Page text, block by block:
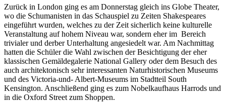
Zurück in London ging es am Donnerstag gleich ins Globe Theater,
wo die Schumanisten in das Schauspiel zu Zeiten Shakespeares
eingeführt wurden, welches zu der Zeit sicherlich keine kulturelle
Veranstaltung auf hohem Niveau war, sondern eher im Bereich
trivialer und derber Unterhaltung angesiedelt war. Am Nachmittag
hatten die Schüler die Wahl zwischen der Besichtigung der eher
klassischen Gemäldegalerie National Gallery oder dem Besuch des
auch architektonisch sehr interessanten Naturhistorischen Museums
und des Victoria-und- Albert-Museums im Stadtteil South
Kensington. Anschließend ging es zum Nobelkaufhaus Harrods und
in die Oxford Street zum Shoppen.